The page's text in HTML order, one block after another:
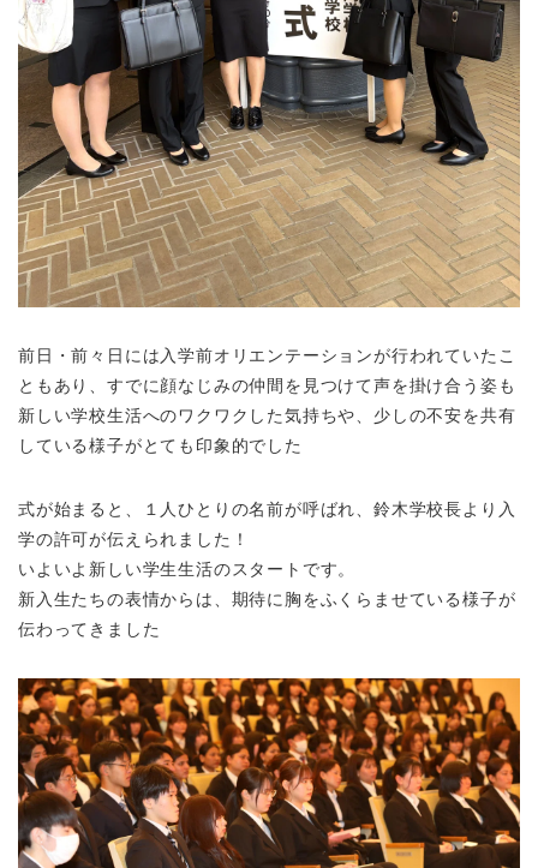
前日・前々日には入学前オリエンテーションが行われていたこ
ともあり、すでに顔なじみの仲間を見つけて声を掛け合う姿も
新しい学校生活へのワクワクした気持ちや、少しの不安を共有
している様子がとても印象的でした
式が始まると、１人ひとりの名前が呼ばれ、鈴木学校長より入
学の許可が伝えられました！
いよいよ新しい学生生活のスタートです。
新入生たちの表情からは、期待に胸をふくらませている様子が
伝わってきました